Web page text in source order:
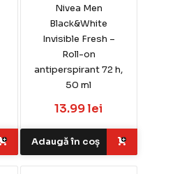
Nivea Men
Black&White
Invisible Fresh –
Roll-on
antiperspirant 72 h,
50 ml
13.99 lei
Adaugă în coș